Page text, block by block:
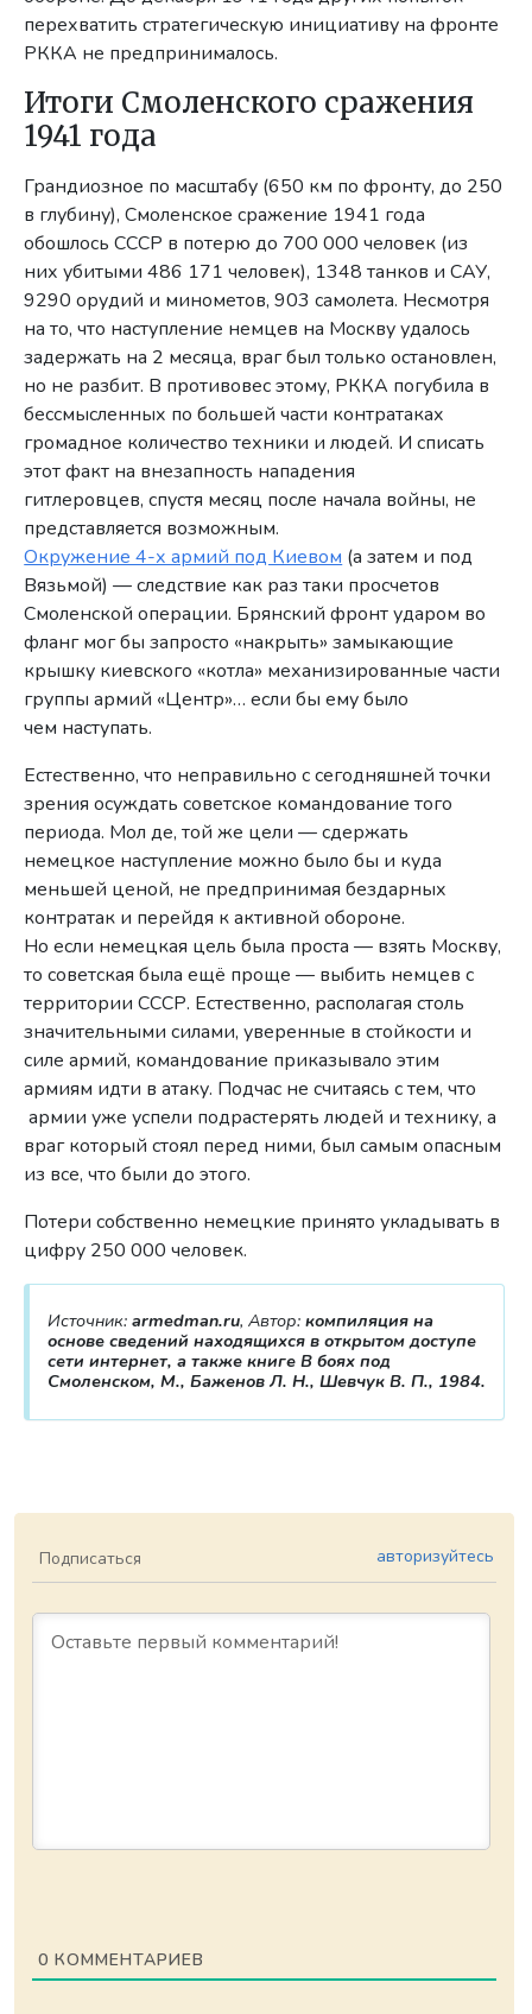
перехватить стратегическую инициативу на фронте
РККА не предпринималось.
Итоги Смоленского сражения
1941 года
Грандиозное по масштабу (650 км по фронту, до 250
в глубину), Смоленское сражение 1941 года
обошлось СССР в потерю до 700 000 человек (из
них убитыми 486 171 человек), 1348 танков и САУ,
9290 орудий и минометов, 903 самолета. Несмотря
на то, что наступление немцев на Москву удалось
задержать на 2 месяца, враг был только остановлен,
но не разбит. В противовес этому, РККА погубила в
бессмысленных по большей части контратаках
громадное количество техники и людей. И списать
этот факт на внезапность нападения
гитлеровцев, спустя месяц после начала войны, не
представляется возможным.
Окружение 4-х армий под Киевом (а затем и под
Вязьмой) — следствие как раз таки просчетов
Смоленской операции. Брянский фронт ударом во
фланг мог бы запросто «накрыть» замыкающие
крышку киевского «котла» механизированные части
группы армий «Центр»… если бы ему было
чем наступать.
Естественно, что неправильно с сегодняшней точки
зрения осуждать советское командование того
периода. Мол де, той же цели — сдержать
немецкое наступление можно было бы и куда
меньшей ценой, не предпринимая бездарных
контратак и перейдя к активной обороне.
Но если немецкая цель была проста — взять Москву,
то советская была ещё проще — выбить немцев с
территории СССР. Естественно, располагая столь
значительными силами, уверенные в стойкости и
силе армий, командование приказывало этим
армиям идти в атаку. Подчас не считаясь с тем, что
армии уже успели подрастерять людей и технику, а
враг который стоял перед ними, был самым опасным
из все, что были до этого.
Потери собственно немецкие принято укладывать в
цифру 250 000 человек.
Источник: armedman.ru, Автор: компиляция на
основе сведений находящихся в открытом доступе
сети интернет, а также книге В боях под
Смоленском, М., Баженов Л. Н., Шевчук В. П., 1984.
Подписаться авторизуйтесь
0 КОММЕНТАРИЕВ